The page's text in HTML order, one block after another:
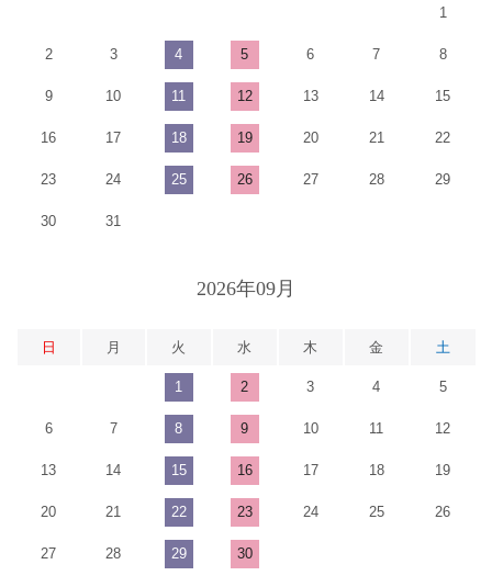
1
2 3 4 5 6 7 8
9 10 11 12 13 14 15
16 17 18 19 20 21 22
23 24 25 26 27 28 29
30 31
2026年09月
日 月 火 水 木 金 土
1 2 3 4 5
6 7 8 9 10 11 12
13 14 15 16 17 18 19
20 21 22 23 24 25 26
27 28 29 30